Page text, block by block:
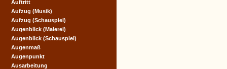
Auftritt
Aufzug (Musik)
Aufzug (Schauspiel)
Augenblick (Malerei)
Augenblick (Schauspiel)
Augenmaß
Augenpunkt
Ausarbeitung